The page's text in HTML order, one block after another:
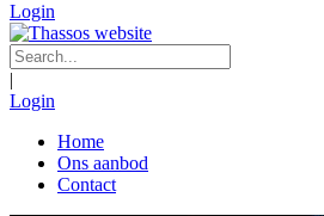
Login
|
Login
Home
Ons aanbod
Contact